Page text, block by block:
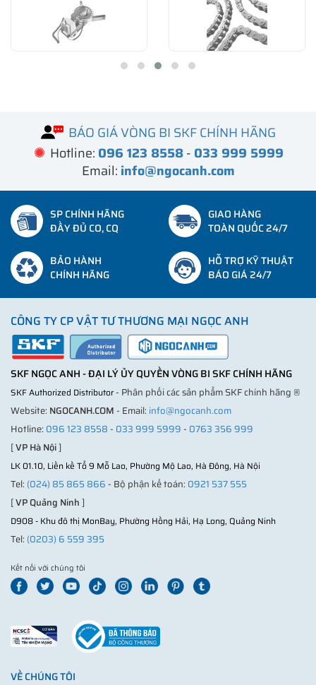
BÁO GIÁ VÒNG BI SKF CHÍNH HÃNG
Hotline: 096 123 8558- 033 999 5999
Email: info@ngocanh.com
SP CHÍNH HÃNG
ĐẦY ĐỦ CO, CQ
GIAO HÀNG
TOÀN QUỐC 24/7
BẢO HÀNH
CHÍNH HÃNG
HỖ TRỢ KỸ THUẬT
BÁO GIÁ 24/7
CÔNG TY CP VẬT TƯ THƯƠNG MẠI NGỌC ANH
SKF NGỌC ANH - ĐẠI LÝ ỦY QUYỀN VÒNG BI SKF CHÍNH HÃNG
SKF Authorized Distributor- Phân phối các sản phẩm SKF chính hãng ®
Website: NGOCANH.COM- Email: info@ngocanh.com
Hotline: 096 123 8558- 033 999 5999- 0763 356 999
[VP Hà Nội]
LK 01.10, Liền kề Tổ 9 Mỗ Lao, Phường Mộ Lao, Hà Đông, Hà Nội
Tel: (024) 85 865 866- Bộ phận kế toán: 0921 537 555
[VP Quảng Ninh]
D908 - Khu đô thị MonBay, Phường Hồng Hải, Hạ Long, Quảng Ninh
Tel: (0203) 6 559 395
Kết nối với chúng tôi
VỀ CHÚNG TÔI